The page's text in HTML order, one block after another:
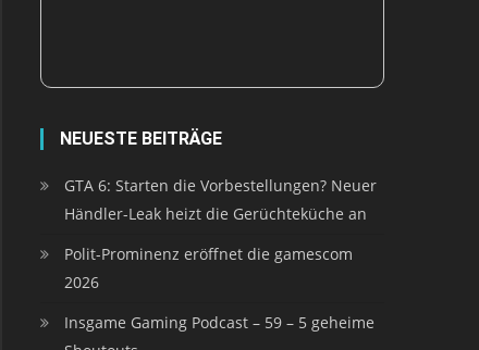
NEUESTE BEITRÄGE
GTA 6: Starten die Vorbestellungen? Neuer
Händler-Leak heizt die Gerüchteküche an
Polit-Prominenz eröffnet die gamescom
2026
Insgame Gaming Podcast – 59 – 5 geheime